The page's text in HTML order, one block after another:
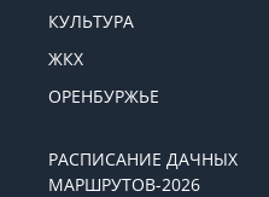
КУЛЬТУРА
ЖКХ
ОРЕНБУРЖЬЕ
РАСПИСАНИЕ ДАЧНЫХ
МАРШРУТОВ-2026